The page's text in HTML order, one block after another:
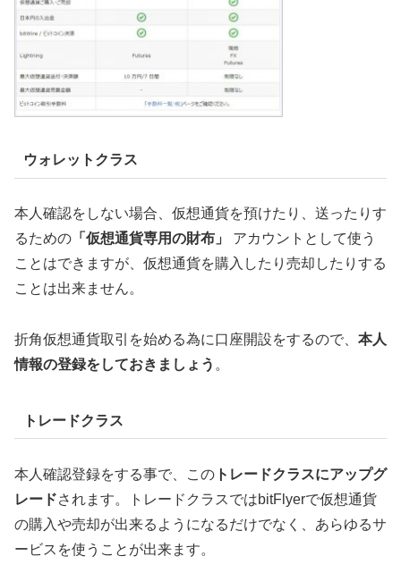
ウォレットクラス
本人確認をしない場合、仮想通貨を預けたり、送ったりす
るための 「仮想通貨専用の財布」
アカウントとして使う
ことはできますが、仮想通貨を購入したり売却したりする
ことは出来ません。
折角仮想通貨取引を始める為に口座開設をするので、 本人
情報の登録をしておきましょう 。
トレードクラス
本人確認登録をする事で、この トレードクラスにアップグ
レードされます。トレードクラスではbitFlyerで仮想通貨
の購入や売却が出来るようになるだけでなく、あらゆるサ
ービスを使うことが出来ます。